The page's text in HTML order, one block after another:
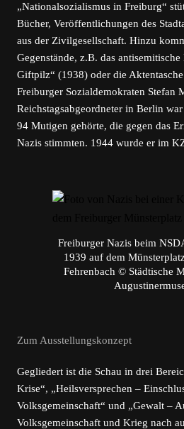
„Nationalsozialismus in Freiburg“
Bücher, Veröffentlichungen des
aus der Zivilgesellschaft. Hinzu
Gegenstände, z.B. das
Giftpilz“ (1938) oder die Aktentasche
Freiburger Sozialdemokraten Stefan
Reichstagsabgeordneter in Berlin
94 Mutigen gehörte, die gegen das
Nazis stimmten. 1944 wurde er im
Freiburger Nazis beim
1939 auf dem
Fehrenbach © Städtische
Zum Ausstellungskonzept
Gegliedert ist die Schau in drei
Krise“, „Heilsversprechen –
Volksgemeinschaft“ und „Gewalt –
Volksgemeinschaft und Krieg nach